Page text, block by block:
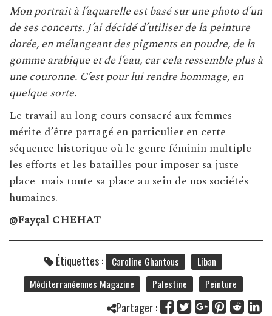
Mon portrait à l’aquarelle est basé sur une photo d’un
de ses concerts. J’ai décidé d’utiliser de la peinture
dorée, en mélangeant des pigments en poudre, de la
gomme arabique et de l’eau, car cela ressemble plus à
une couronne. C’est pour lui rendre hommage, en
quelque sorte.
Le travail au long cours consacré aux femmes
mérite d’être partagé en particulier en cette
séquence historique où le genre féminin multiple
les efforts et les batailles pour imposer sa juste
place mais toute sa place au sein de nos sociétés
humaines.
@Fayçal CHEHAT
Étiquettes : Caroline Ghantous
Liban
Méditerranéennes Magazine
Palestine Peinture
Partager :